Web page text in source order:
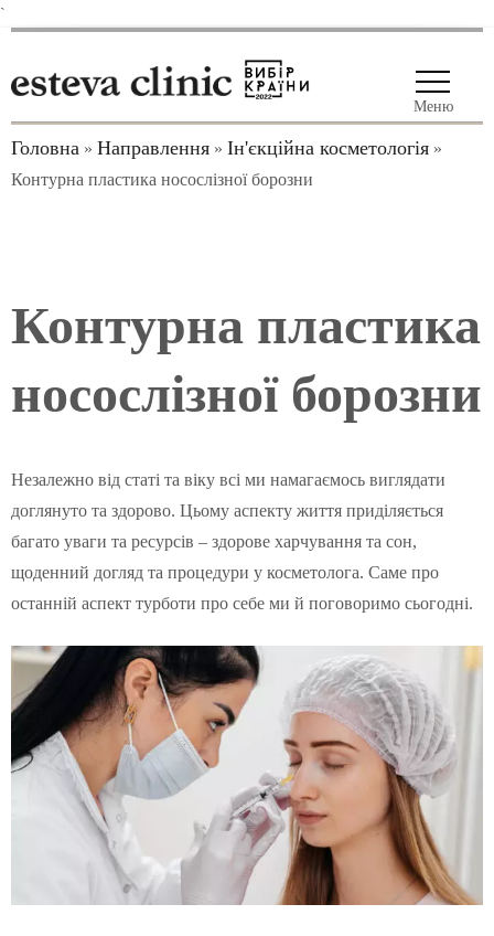
`
Меню
Головна » Направлення » Ін'єкційна косметологія »
Контурна пластика носослізної борозни
Контурна пластика
носослізної борозни
Незалежно від статі та віку всі ми намагаємось виглядати
доглянуто та здорово. Цьому аспекту життя приділяється
багато уваги та ресурсів – здорове харчування та сон,
щоденний догляд та процедури у косметолога. Саме про
останній аспект турботи про себе ми й поговоримо сьогодні.